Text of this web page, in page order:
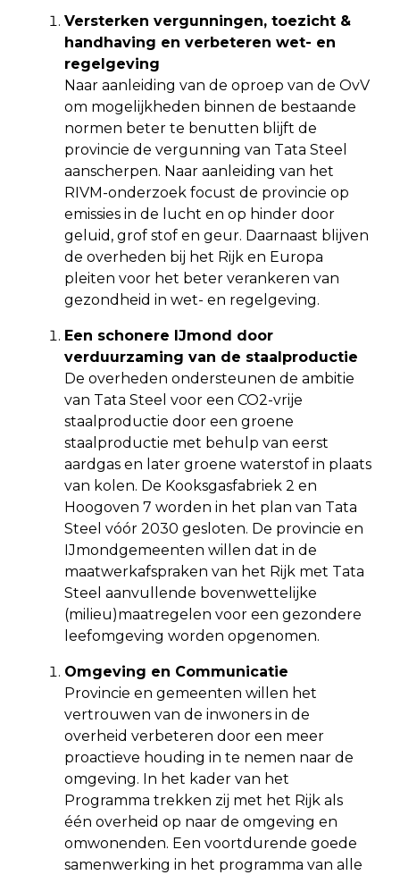
Versterken vergunningen, toezicht &
handhaving en verbeteren wet- en
regelgeving
Naar aanleiding van de oproep van de OvV
om mogelijkheden binnen de bestaande
normen beter te benutten blijft de
provincie de vergunning van Tata Steel
aanscherpen. Naar aanleiding van het
RIVM-onderzoek focust de provincie op
emissies in de lucht en op hinder door
geluid, grof stof en geur. Daarnaast blijven
de overheden bij het Rijk en Europa
pleiten voor het beter verankeren van
gezondheid in wet- en regelgeving.
Een schonere IJmond door
verduurzaming van de staalproductie
De overheden ondersteunen de ambitie
van Tata Steel voor een CO2-vrije
staalproductie door een groene
staalproductie met behulp van eerst
aardgas en later groene waterstof in plaats
van kolen. De Kooksgasfabriek 2 en
Hoogoven 7 worden in het plan van Tata
Steel vóór 2030 gesloten. De provincie en
IJmondgemeenten willen dat in de
maatwerkafspraken van het Rijk met Tata
Steel aanvullende bovenwettelijke
(milieu)maatregelen voor een gezondere
leefomgeving worden opgenomen.
Omgeving en Communicatie
Provincie en gemeenten willen het
vertrouwen van de inwoners in de
overheid verbeteren door een meer
proactieve houding in te nemen naar de
omgeving. In het kader van het
Programma trekken zij met het Rijk als
één overheid op naar de omgeving en
omwonenden. Een voortdurende goede
samenwerking in het programma van alle